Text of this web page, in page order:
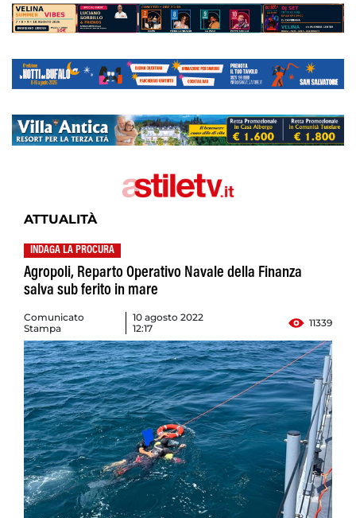
ATTUALITÀ
INDAGA LA PROCURA
Agropoli, Reparto Operativo Navale della Finanza
salva sub ferito in mare
Comunicato
Stampa
10 agosto 2022
12:17
11339